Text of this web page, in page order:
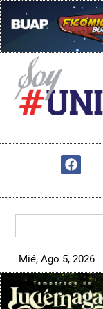
Mié, Ago 5, 2026